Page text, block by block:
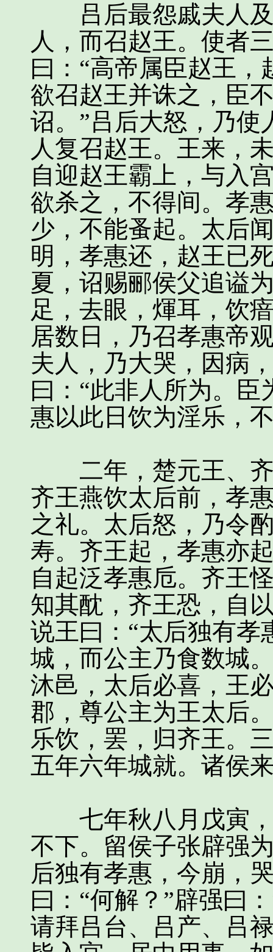
吕后最怨戚夫人及
人，而召赵王。使者
曰：“高帝属臣赵王
欲召赵王并诛之，臣
诏。”吕后大怒，乃
人复召赵王。王来，
自迎赵王霸上，与入
欲杀之，不得间。孝
少，不能蚤起。太后
明，孝惠还，赵王已
夏，诏赐郦侯父追谥
足，去眼，煇耳，饮
居数日，乃召孝惠帝
夫人，乃大哭，因病
曰：“此非人所为。臣
惠以此日饮为淫乐，
二年，楚元王、齐
齐王燕饮太后前，孝
之礼。太后怒，乃令
寿。齐王起，孝惠亦
自起泛孝惠卮。齐王
知其酖，齐王恐，自
说王曰：“太后独有孝
城，而公主乃食数城
沐邑，太后必喜，王
郡，尊公主为王太后
乐饮，罢，归齐王。
五年六年城就。诸侯
七年秋八月戊寅，
不下。留侯子张辟强
后独有孝惠，今崩，
曰：“何解？”辟强曰
请拜吕台、吕产、吕